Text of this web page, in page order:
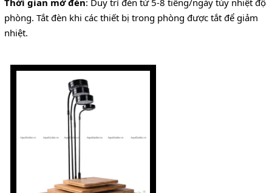
phòng. Tắt đèn khi các thiết bị trong phòng được tắt để giảm
nhiệt.